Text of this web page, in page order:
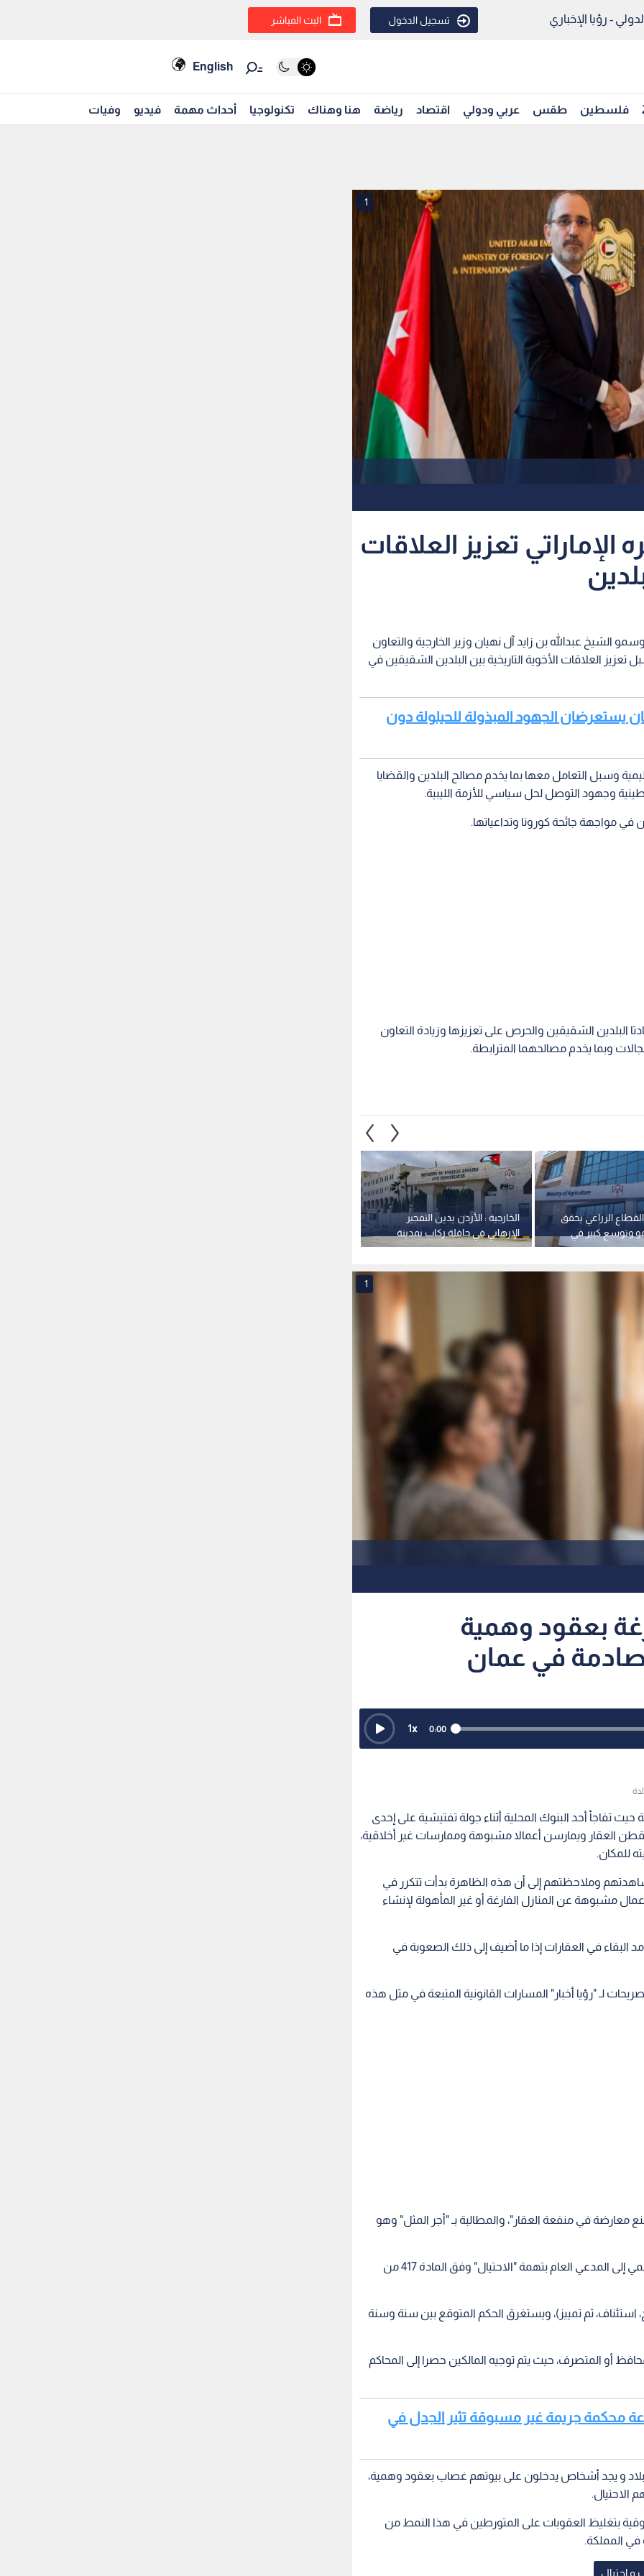
- رؤيا الإخباري تسجيل الدخول البث المباشر
English
فلسطين طقس عربي ودولي اقتصاد رياضة هنا وهناك تكنولوجيا أحداث مهمة فيديو وفيات
1
تعزيز العلاقات
الشيخ عبدالله بن زايد آل نهيان وزير الخارجية والتعاون
تعزيز العلاقات الأخوية التاريخية بين البلدين الشقيقين في
يستعرضان الجهود المبذولة للحيلولة دون
وسبل التعامل معها بما يخدم مصالح البلدين والقضايا
وجهود التوصل لحل سياسي للأزمة الليبية.
مواجهة جائحة كورونا وتداعياتها.
البلدين الشقيقين والحرص على تعزيزها وزيادة التعاون
وبما يخدم مصالحهما المترابطة.
الخارجية : الأردن يدين التفجير
الإرهابي في حافلة ركاب بمدينة
جرمانا بريف دمشق في سوريا
القطاع الزراعي يحقق
وتوسع كبير في
1
بعقود وهمية
صادمة في عمان
0:00
1x
تفاجأ أحد البنوك المحلية أثناء جولة تفتيشية على إحدى
العقار ويمارسن أعمالا مشبوهة وممارسات غير أخلاقية،
للمكان.
وملاحظتهم إلى أن هذه الظاهرة بدأت تتكرر في
مشبوهة عن المنازل الفارغة أو غير المأهولة لإنشاء
البقاء في العقارات إذا ما أضيف إلى ذلك الصعوبة في
لـ "رؤيا أخبار" المسارات القانونية المتبعة في مثل هذه
معارضة في منفعة العقار"، والمطالبة بـ "أجر المثل" وهو
الملاحقة الجزائية: إحالة الشخص الذي أبرم العقد الوهمي إلى المدعي العام بتهمة "الاحتيال" وفق المادة 417 من
ثم تمييز)، ويستغرق الحكم المتوقع بين سنة وسنة
أو المتصرف، حيث يتم توجيه المالكين حصرا إلى المحاكم
محكمة جريمة غير مسبوقة تثير الجدل في
البلاد و يجد أشخاص يدخلون على بيوتهم غصاب بعقود وهمية،
الاحتيال.
بتغليظ العقوبات على المتورطين في هذا النمط من
في المملكة.
و احتيال